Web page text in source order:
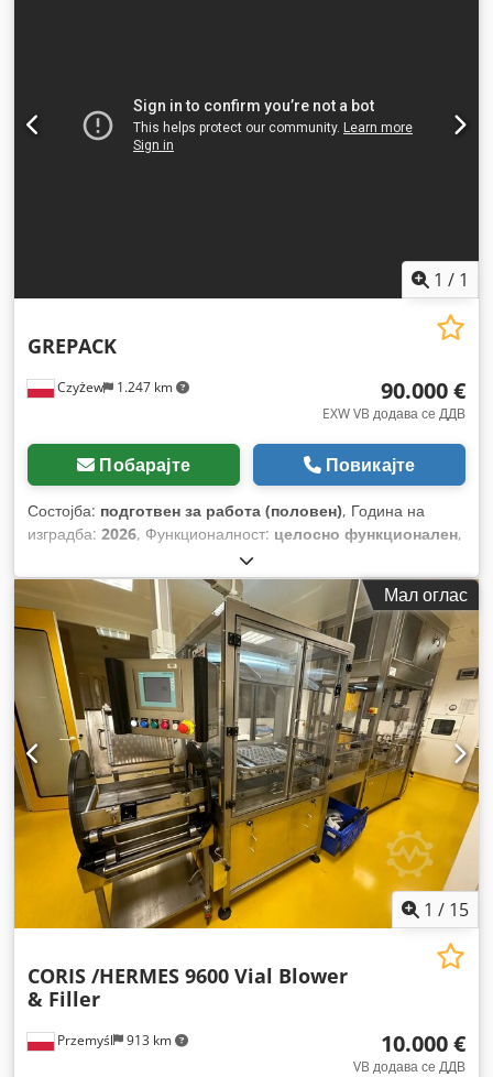
1 / 1
Czyżew 1.247 km
GREPACK
90.000 €
EXW VB додава се ДДВ
Побарајте Повикајте
Состојба: подготвен за работа (половен), Година на
изградба: 2026, Функционалност: целосно функционален,
трифазен
вкупна ширина:1.340 мм, вкупна должина:8.600 мм,
вкупна висина:
1.990 мм, вкупна тежина: 2.000 кг, Опрема:
документација / прирачник,
Мал оглас
1 / 15
Przemyśl 913 km
CORIS /HERMES 9600 Vial Blower
& Filler
10.000 €
VB додава се ДДВ